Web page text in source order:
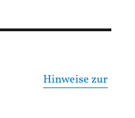
Hinweise zur